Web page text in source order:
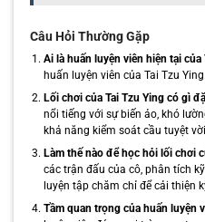
Câu Hỏi Thường Gặp
Ai là huấn luyện viên hiện tại của
huấn luyện viên của Tai Tzu
Lối chơi của Tai Tzu Ying có gì
nổi tiếng với sự biến ảo, khó
khả năng kiểm soát cầu tuyệt
Làm thế nào để học hỏi lối chơi
các trận đấu của cô, phân tích
luyện tập chăm chỉ để cải thiện
Tầm quan trọng của huấn luyện